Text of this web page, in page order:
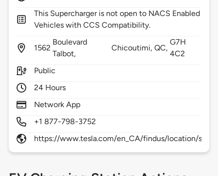
This Supercharger is not open to NACS Enabled
Vehicles with CCS Compatibility.
1562
Boulevard
Talbot,
Chicoutimi,QC,
G7H
4C2
Public
24 Hours
Network App
+1 877-798-3752
https://www.tesla.com/en_CA/findus/location/